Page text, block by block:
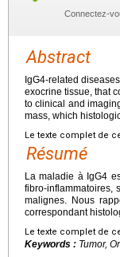
Connectez-
Abstract
IgG4-related
exocrine tissue, that
to clinical and
mass, which
Le texte complet de
Résumé
La maladie à IgG4
fibro-inflammatoires,
malignes. Nous
correspondant
Le texte complet de
Keywords : Tumor,